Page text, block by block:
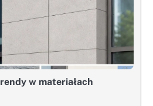
w materiałach